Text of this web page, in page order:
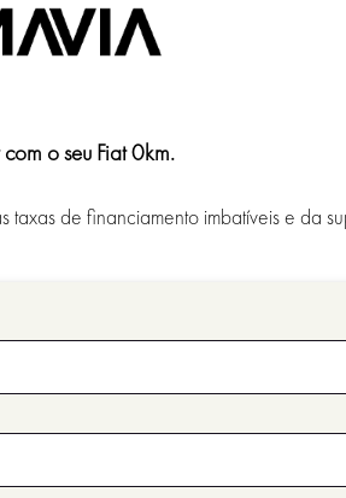
o seu Fiat 0km.
de financiamento imbatíveis e da